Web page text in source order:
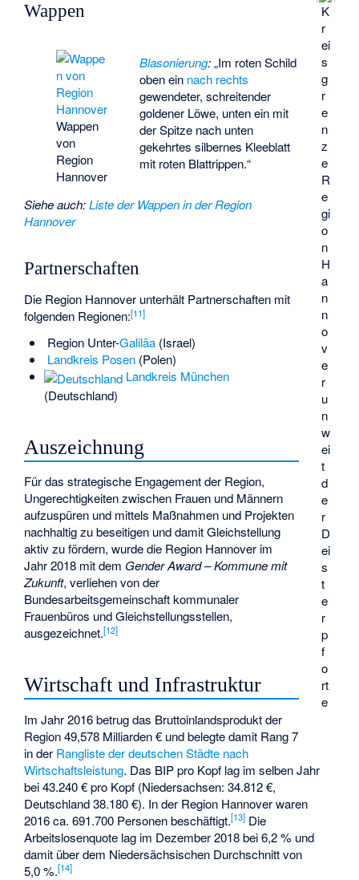
K
r
ei
s
g
r
e
n
z
e
R
e
gi
o
n
H
a
n
n
o
v
e
r
u
n
w
ei
t
d
e
r
D
ei
s
t
e
r
p
f
o
rt
e
Wappen
Wappen
von
Region
Hannover
Blasonierung:„Im roten Schild
oben ein nach rechts
gewendeter, schreitender
goldener Löwe, unten ein mit
der Spitze nach unten
gekehrtes silbernes Kleeblatt
mit roten Blattrippen.“
Siehe auch:Liste der Wappen in der Region
Hannover
Partnerschaften
Die Region Hannover unterhält Partnerschaften mit
folgenden Regionen:[11]
Region Unter-Galiläa(Israel)
Landkreis Posen(Polen)
Landkreis München
(Deutschland)
Auszeichnung
Für das strategische Engagement der Region,
Ungerechtigkeiten zwischen Frauen und Männern
aufzuspüren und mittels Maßnahmen und Projekten
nachhaltig zu beseitigen und damit Gleichstellung
aktiv zu fördern, wurde die Region Hannover im
Jahr 2018 mit dem Gender Award – Kommune mit
Zukunft, verliehen von der
Bundesarbeitsgemeinschaft kommunaler
Frauenbüros und Gleichstellungsstellen,
ausgezeichnet.[12]
Wirtschaft und Infrastruktur
Im Jahr 2016 betrug das Bruttoinlandsprodukt der
Region 49,578 Milliarden € und belegte damit Rang 7
in der Rangliste der deutschen Städte nach
Wirtschaftsleistung. Das BIP pro Kopf lag im selben Jahr
bei 43.240 € pro Kopf (Niedersachsen: 34.812 €,
Deutschland 38.180 €). In der Region Hannover waren
2016 ca. 691.700 Personen beschäftigt.[13] Die
Arbeitslosenquote lag im Dezember 2018 bei 6,2 % und
damit über dem Niedersächsischen Durchschnitt von
5,0 %.[14]